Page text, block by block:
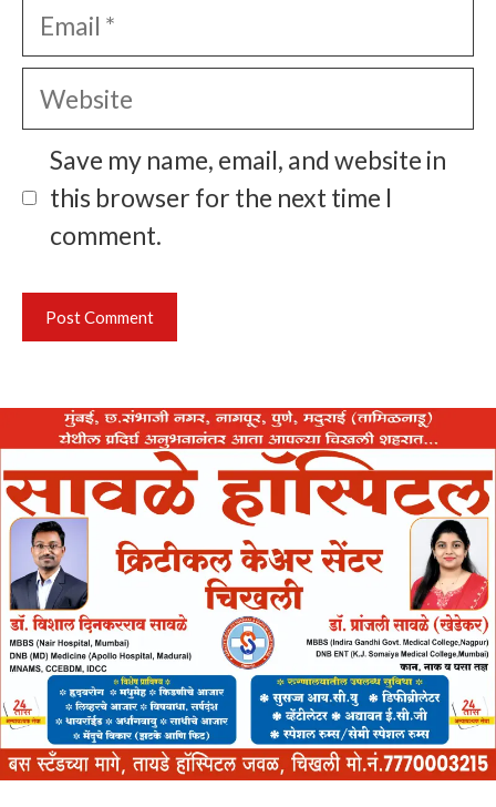
Email
Website
Save my name, email, and website in
this browser for the next time I
comment.